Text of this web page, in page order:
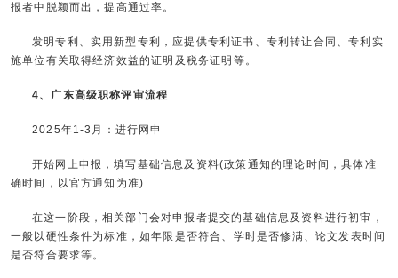
报者中脱颖而出，提高通过率。
发明专利、实用新型专利，应提供专利证书、专利转让合同、专利实
施单位有关取得经济效益的证明及税务证明等。
4、广东高级职称评审流程
2025年1-3月：进行网申
开始网上申报，填写基础信息及资料(政策通知的理论时间，具体准
确时间，以官方通知为准)
在这一阶段，相关部门会对申报者提交的基础信息及资料进行初审，
一般以硬性条件为标准，如年限是否符合、学时是否修满、论文发表时间
是否符合要求等。